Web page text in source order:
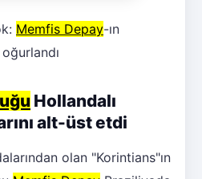
Memfis Depay-ın
Hollandalı
alt-üst etdi
olan "Korintians"ın